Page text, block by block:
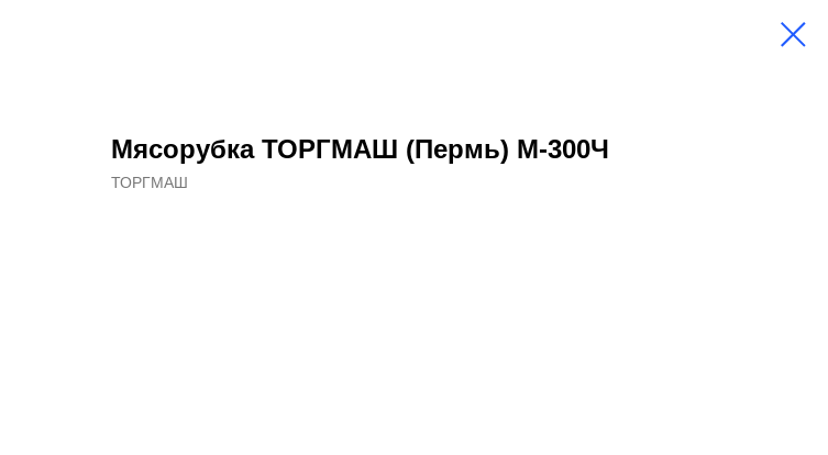
Мясорубка ТОРГМАШ (Пермь) М-300Ч
ТОРГМАШ